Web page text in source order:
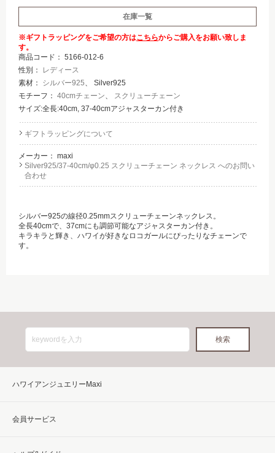
在庫一覧
※ギフトラッピングをご希望の方はこちらからご購入をお願い致しま
す。
商品コード： 5166-012-6
性別：
レディース
素材： シルバー925、 Silver925
モチーフ： 40cmチェーン、 スクリューチェーン
サイズ:全長:40cm, 37-40cmアジャスターカン付き
ギフトラッピングについて
メーカー： maxi
Silver925/37-40cm/φ0.25 スクリューチェーン ネックレス へのお問い
合わせ
シルバー925の線径0.25mmスクリューチェーンネックレス。
全長40cmで、37cmにも調節可能なアジャスターカン付き。
キラキラと輝き、ハワイが好きなロコガールにぴったりなチェーンで
す。
ハワイアンジュエリーMaxi
会員サービス